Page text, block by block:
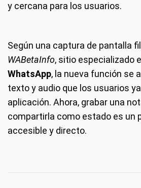
y cercana para los usuarios.
Según una captura de pantalla
WABetaInfo, sitio especializado
WhatsApp, la nueva función se
texto y audio que los usuarios
aplicación. Ahora, grabar una
compartirla como estado es un
accesible y directo.